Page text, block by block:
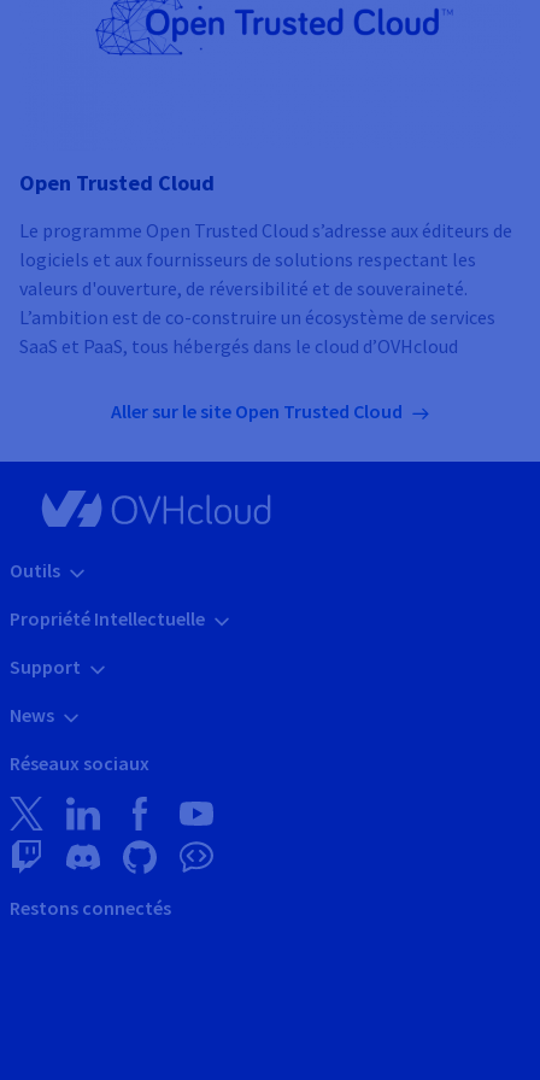
Open Trusted Cloud
Le programme Open Trusted Cloud s’adresse aux éditeurs de
logiciels et aux fournisseurs de solutions respectant les
valeurs d'ouverture, de réversibilité et de souveraineté.
L’ambition est de co-construire un écosystème de services
SaaS et PaaS, tous hébergés dans le cloud d’OVHcloud
Aller sur le site Open Trusted Cloud
Outils
Propriété Intellectuelle
Support
News
Réseaux sociaux
Restons connectés